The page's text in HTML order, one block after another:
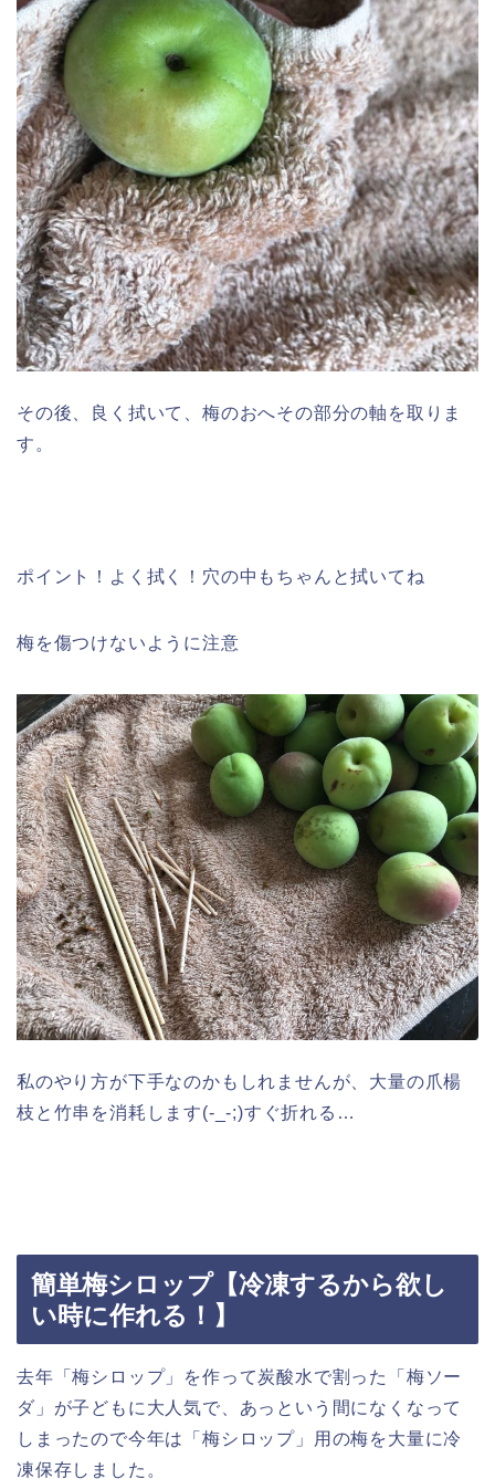
その後、良く拭いて、梅のおへその部分の軸を取りま
す。
ポイント！ よく拭く！穴の中もちゃんと拭いてね
梅を傷つけないように注意
私のやり方が下手なのかもしれませんが、大量の爪楊
枝と竹串を消耗します(-_-;)すぐ折れる…
簡単梅シロップ【冷凍するから欲し
い時に作れる！】
去年「梅シロップ」を作って炭酸水で割った「梅ソー
ダ」が子どもに大人気で、あっという間になくなって
しまったので今年は「梅シロップ」用の梅を大量に冷
凍保存しました。